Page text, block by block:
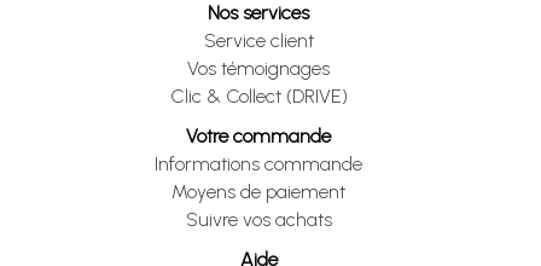
Nos services
Service client
Vos témoignages
Clic & Collect (DRIVE)
Votre commande
Informations commande
Moyens de paiement
Suivre vos achats
Aide